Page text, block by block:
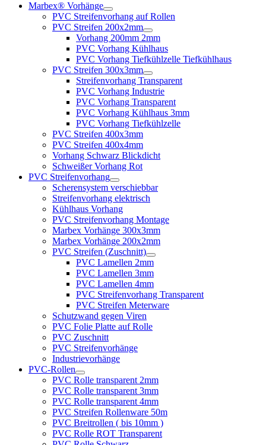
Marbex® Vorhänge
PVC Streifenvorhang auf Rollen
PVC Streifen 200x2mm
Vorhang 200mm 2mm
PVC Vorhang Kühlhaus
PVC Vorhang Tiefkühlzelle Tiefkühlhaus
PVC Streifen 300x3mm
Streifenvorhang Transparent
PVC Vorhang Industrie
PVC Vorhang Transparent
PVC Vorhang Kühlhaus 3mm
PVC Vorhang Tiefkühlzelle
PVC Streifen 400x3mm
PVC Streifen 400x4mm
Vorhang Schwarz Blickdicht
Schweißer Vorhang Rot
PVC Streifenvorhang
Scherensystem verschiebbar
Streifenvorhang elektrisch
Kühlhaus Vorhang
PVC Streifenvorhang Montage
Marbex Vorhänge 300x3mm
Marbex Vorhänge 200x2mm
PVC Streifen (Zuschnitt)
PVC Lamellen 2mm
PVC Lamellen 3mm
PVC Lamellen 4mm
PVC Streifenvorhang Transparent
PVC Streifen Meterware
Schutzwand gegen Viren
PVC Folie Platte auf Rolle
PVC Zuschnitt
PVC Streifenvorhänge
Industrievorhänge
PVC-Rollen
PVC Rolle transparent 2mm
PVC Rolle transparent 3mm
PVC Rolle transparent 4mm
PVC Streifen Rollenware 50m
PVC Breitrollen ( bis 10mm )
PVC Rolle ROT Transparent